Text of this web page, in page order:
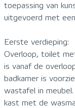
toepassing van
uitgevoerd met
Eerste verdieping:
Overloop, toilet
is vanaf de
badkamer is
wastafel in
kast met de